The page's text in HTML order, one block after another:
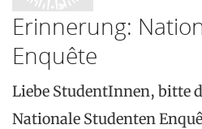
Erinnerung:
Enquête
Liebe StudentInnen, bitte
Nationale Studenten